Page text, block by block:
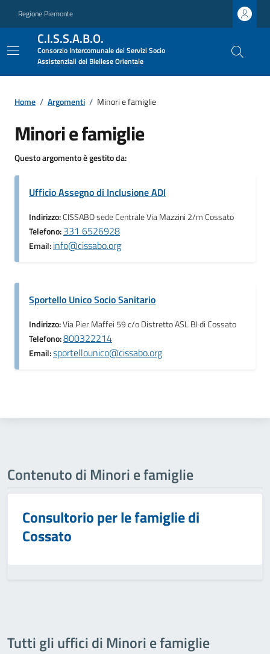
Regione Piemonte
C.I.S.S.A.B.O.
Consorzio Intercomunale dei Servizi Socio
Assistenziali del Biellese Orientale
Home / Argomenti / Minori e famiglie
Minori e famiglie
Questo argomento è gestito da:
Ufficio Assegno di Inclusione ADI
Indirizzo:CISSABO sede Centrale Via Mazzini 2/m Cossato
Telefono:331 6526928
Email:info@cissabo.org
Sportello Unico Socio Sanitario
Indirizzo:Via Pier Maffei 59 c/o Distretto ASL BI di Cossato
Telefono:800322214
Email:sportellounico@cissabo.org
Contenuto di Minori e famiglie
Consultorio per le famiglie di
Cossato
Tutti gli uffici di Minori e famiglie